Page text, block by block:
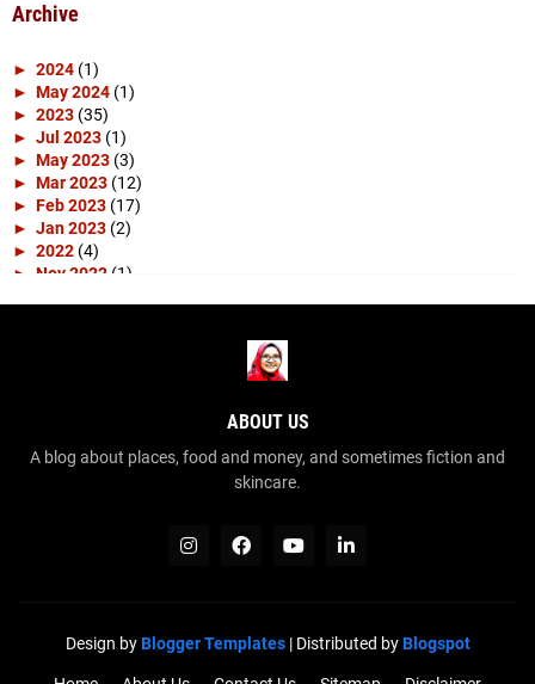
Archive
► 2024 (1)
► May 2024 (1)
► 2023 (35)
► Jul 2023 (1)
► May 2023 (3)
► Mar 2023 (12)
► Feb 2023 (17)
► Jan 2023 (2)
► 2022 (4)
► Nov 2022 (1)
►Dec 2018(2)
Feb 2018 (1)
(4)
ABOUT US
A blog about places, food and money, and sometimes fiction and
skincare.
Design byBlogger Templates| Distributed byBlogspot